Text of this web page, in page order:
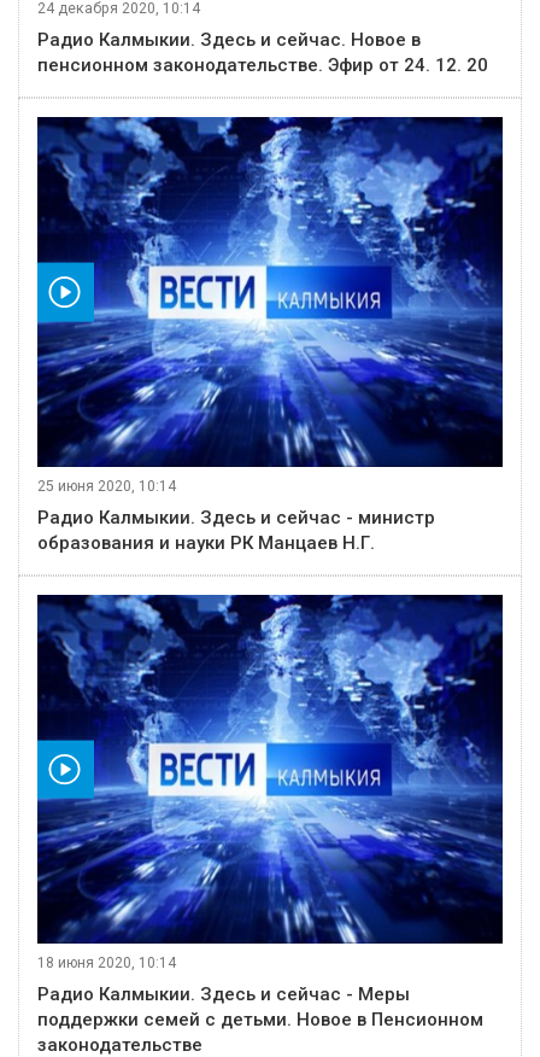
24 декабря 2020, 10:14
Радио Калмыкии. Здесь и сейчас. Новое в
пенсионном законодательстве. Эфир от 24. 12. 20
25 июня 2020, 10:14
Радио Калмыкии. Здесь и сейчас - министр
образования и науки РК Манцаев Н.Г.
18 июня 2020, 10:14
Радио Калмыкии. Здесь и сейчас - Меры
поддержки семей с детьми. Новое в Пенсионном
законодательстве